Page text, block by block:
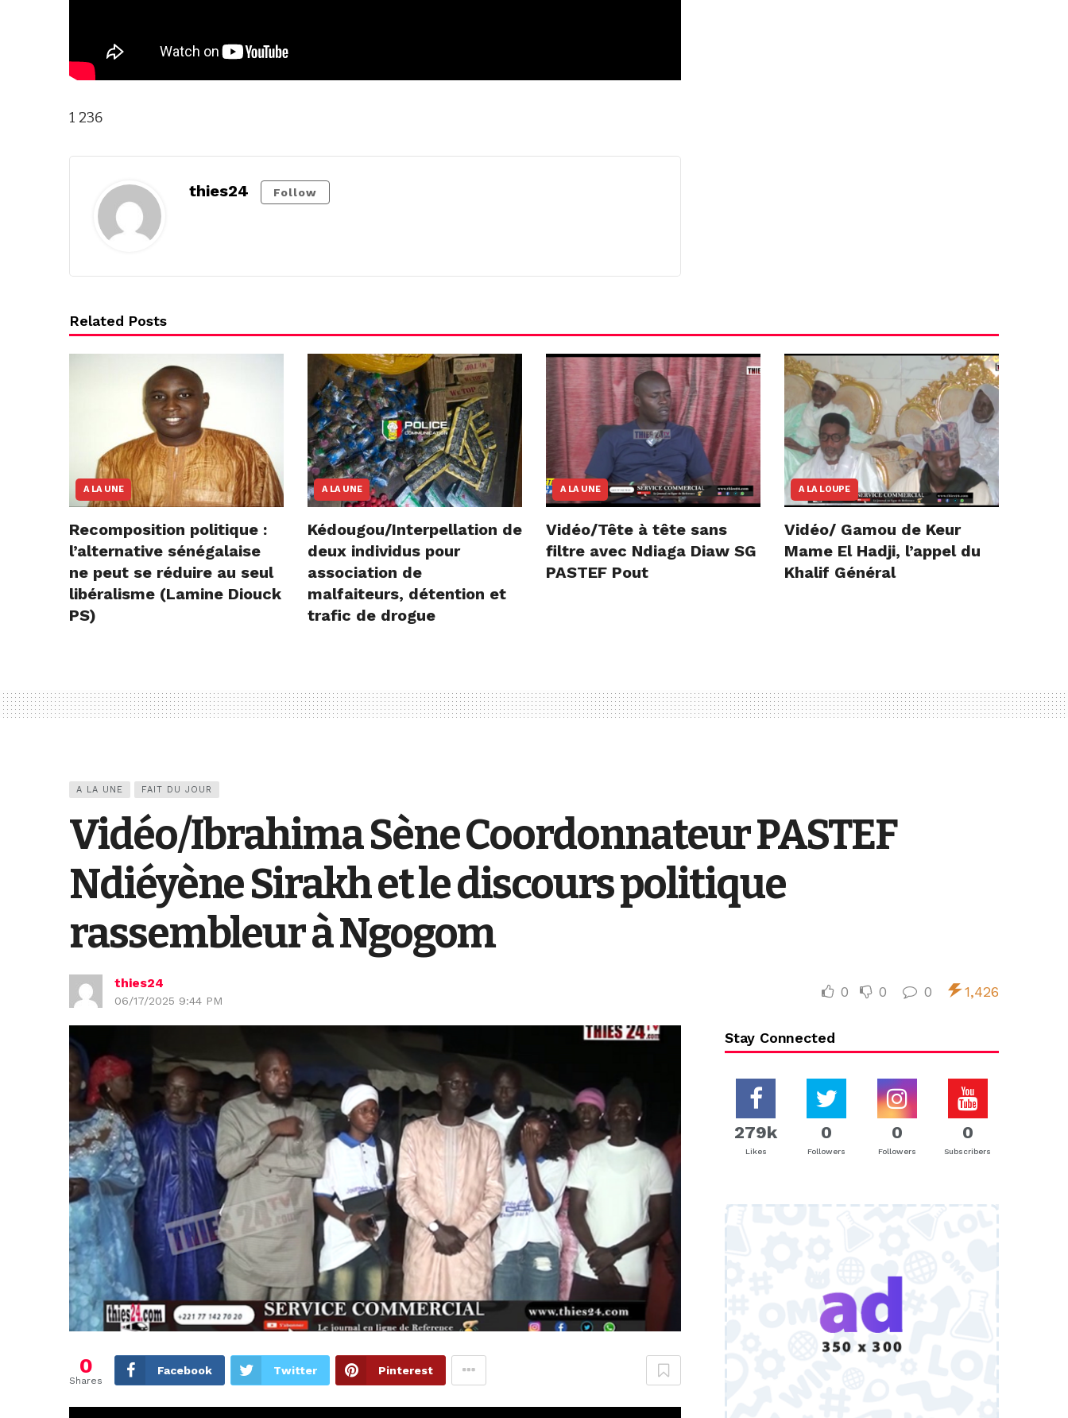
1 236
thies24 Follow
Related Posts
A LA UNE
Recomposition politique :
l’alternative sénégalaise
ne peut se réduire au seul
libéralisme (Lamine Diouck
PS)
A LA UNE
Kédougou/Interpellation de
deux individus pour
association de
malfaiteurs, détention et
trafic de drogue
A LA UNE
Vidéo/Tête à tête sans
filtre avec Ndiaga Diaw SG
PASTEF Pout
A LA LOUPE
Vidéo/ Gamou de Keur
Mame El Hadji, l’appel du
Khalif Général
A LA UNE FAIT DU JOUR
Vidéo/Ibrahima Sène Coordonnateur PASTEF
Ndiéyène Sirakh et le discours politique
rassembleur à Ngogom
thies24
06/17/2025 9:44 PM
0 0 0 1,426
0
Shares
Facebook Twitter Pinterest
Stay Connected
279k
Likes
0
Followers
0
Followers
0
Subscribers